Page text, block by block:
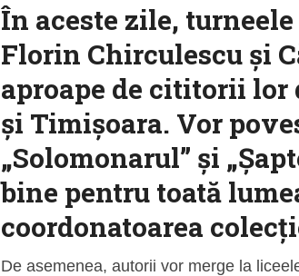
În aceste zile,
Florin Chirculescu și
aproape de cititorii lor
și Timișoara. Vor
„Solomonarul” și
bine pentru toată
coordonatoarea
De asemenea, autorii vor merge la